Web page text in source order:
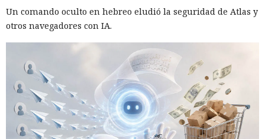
Un comando oculto en hebreo eludió la seguridad de Atlas y
otros navegadores con IA.